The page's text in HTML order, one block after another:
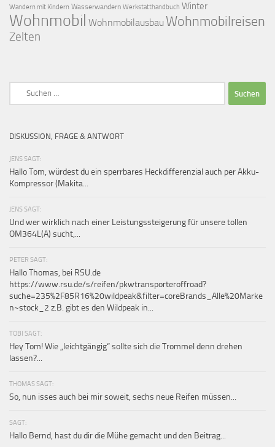
Wandern mit Kindern Wasserwandern Werkstatthandbuch Winter
Wohnmobil Wohnmobilausbau Wohnmobilreisen
Zelten
DISKUSSION, FRAGE & ANTWORT
JENS SAGT:
Hallo Tom, würdest du ein sperrbares Heckdifferenzial auch per Akku-
Kompressor (Makita...
JENS SAGT:
Und wer wirklich nach einer Leistungssteigerung für unsere tollen
OM364L(A) sucht,...
PETER SAGT:
Hallo Thomas, bei RSU.de
https://www.rsu.de/s/reifen/pkwtransporteroffroad?
suche=235%2F85R16%20wildpeak&filter=coreBrands_Alle%20Marke
n~stock_2 z.B. gibt es den Wildpeak in...
TOBI SAGT:
Hey Tom! Wie „leichtgängig“ sollte sich die Trommel denn drehen
lassen?...
THOMAS SAGT:
So, nun isses auch bei mir soweit, sechs neue Reifen müssen...
SAGT:
Hallo Bernd, hast du dir die Mühe gemacht und den Beitrag...